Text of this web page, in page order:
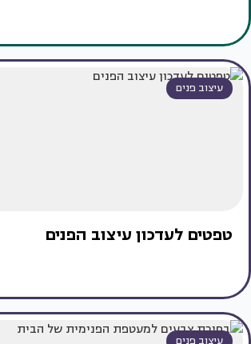
עיצוב פנים
טפטים לעדכון עיצוב הפנים
עיצוב פנים